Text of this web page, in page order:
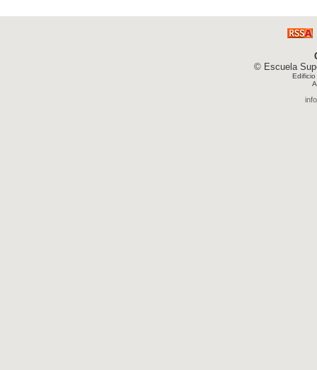
© Escuela